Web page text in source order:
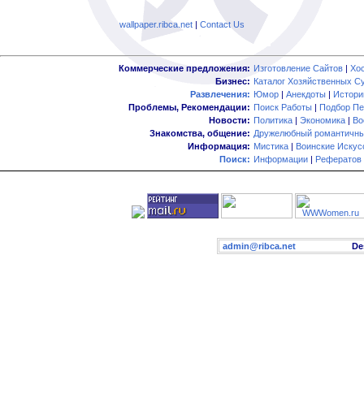
wallpaper.ribca.net| Contact Us
Коммерческие предложения: Изготовление Сайтов |
Бизнес: Каталог Хозяйственных
Развлечения: Юмор | Анекдоты |
Проблемы, Рекомендации: Поиск Работы | Подбор
Новости: Политика | Экономика |
Знакомства, общение: Дружелюбный
Информация: Мистика | Воинские
Поиск: Информации | Рефератов
admin@ribca.net